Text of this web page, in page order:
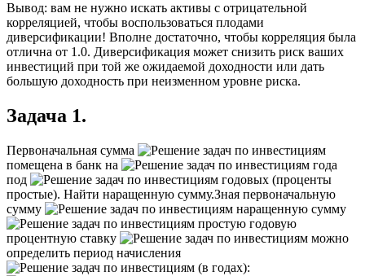
Вывод: вам не нужно искать активы с отрицательной
корреляцией, чтобы воспользоваться плодами
диверсификации! Вполне достаточно, чтобы корреляция была
отлична от 1.0. Диверсификация может снизить риск ваших
инвестиций при той же ожидаемой доходности или дать
большую доходность при неизменном уровне риска.
Задача 1.
Первоначальная сумма
помещена в банк на
года
под
годовых (проценты
простые). Найти наращенную сумму.Зная первоначальную
сумму
наращенную сумму
простую годовую
процентную ставку
можно
определить период начисления
(в годах):